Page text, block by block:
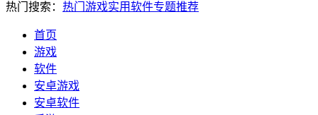
热门搜索： 热门游戏实用软件专题推荐
首页
游戏
软件
安卓游戏
安卓软件